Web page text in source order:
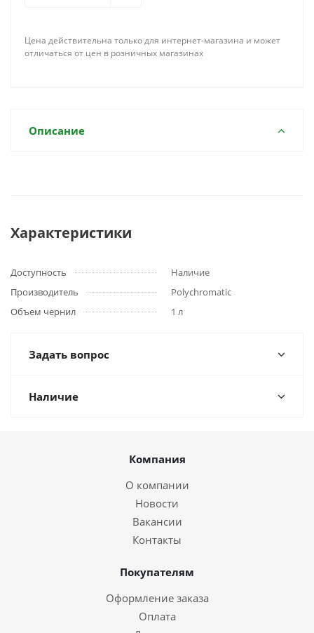
Цена действительна только для интернет-магазина и может
отличаться от цен в розничных магазинах
Описание
Характеристики
Доступность
Наличие
Производитель
Polychromatic
Объем чернил
1 л
Задать вопрос
Наличие
Компания
О компании
Новости
Вакансии
Контакты
Покупателям
Оформление заказа
Оплата